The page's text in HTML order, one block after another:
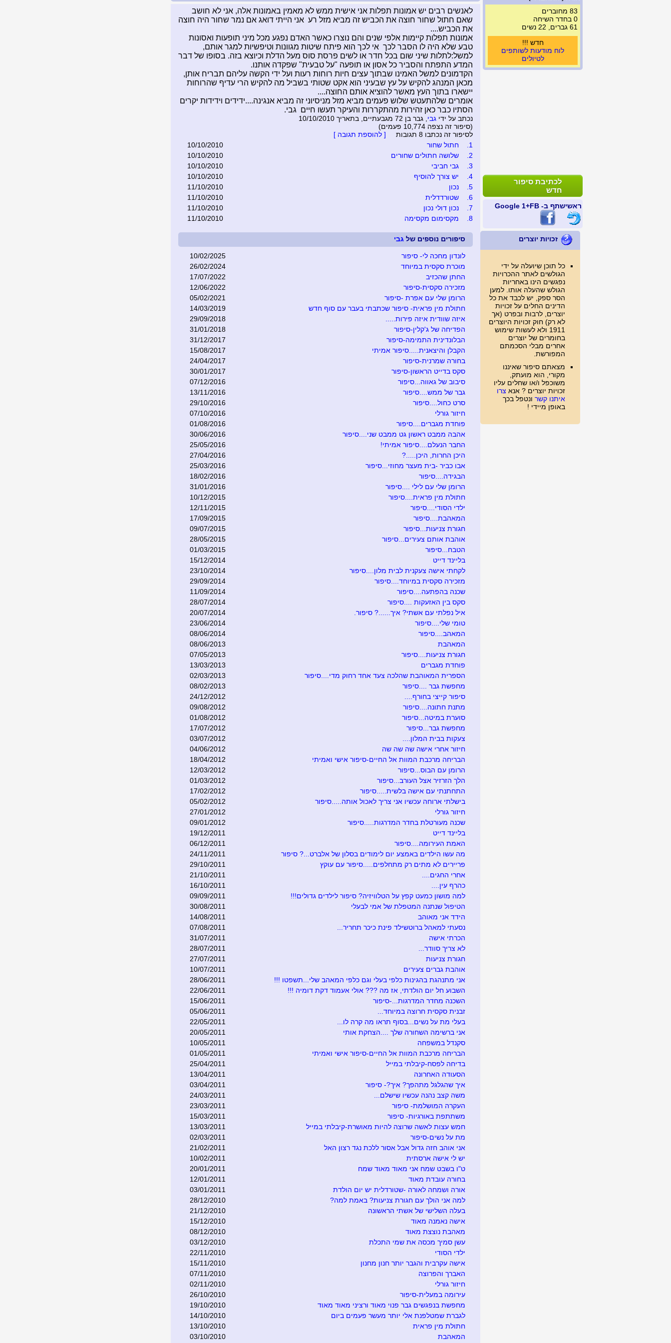
83 מחוברים
0 בחדר השיחה
61 גברים, 22 נשים
חדש !!!
לוח מודעות לשותפים
לטיולים
לכתיבת סיפור
חדש
ראשישתף ב- FB +1 Google
זכויות יוצרים
כל תוכן שיועלה על ידי
הגולשים לאתר ההכרויות
נפגשים הינו באחריות
הגולש שהעלה אותו. למען
הסר ספק, יש לכבד את כל
הדינים החלים על זכויות
יוצרים, לרבות ובפרט (אך
לא רק) חוק זכויות היוצרים
1911 ולא לעשות שימוש
בחומרים של יוצרים
אחרים מבלי הסכמתם
המפורשת.
מצאתם סיפור שאיננו
מקורי, הוא מועתק,
משוכפל ו/או שחלים עליו
זכויות יוצרים ? אנא צרו
איתנו קשר ונטפל בכך
באופן מיידי !
לאנשים רבים יש אמונות תפלות אני אישית ממש לא מאמין באמונות אלה, אני לא חושב
שאם חתול שחור חוצה את הכביש זה מביא מזל רע אני הייתי דואג אם נמר שחור היה חוצה
את הכביש....
אמונות תפלות קיימות אלפי שנים והם נוצרו כאשר האדם נפגע מכל מיני תופעות ואסונות
טבע שלא היה לו הסבר לכך אי לכך הוא פיתח שיטות מגוונות וטיפשיות למגר אותם,
למשל:לתלות שיני שום בכל חדר או לשים פרסת סוס מעל הדלת וכיוצא בזה. בסופו של דבר
המדע התפתח והסביר כל אסון או תופעה "על טבעית" שפקדה אותנו.
הקדמונים למשל האמינו שבתוך עצים חיות רוחות רעות ועל ידי הקשה עליהם תבריח אותן,
מכאן המנהג להקיש על עץ שבעיני הוא אקט שטותי בשביל מה להקיש הרי עדיף שהרוחות
יישארו בתוך העץ מאשר להוציא אותם החוצה....
אומרים שלהתעטש שלוש פעמים מביא מזל מניסיוני זה מביא אנגינה....ידידים וידידות יקרים
הסתיו כבר כאן זהירות מהתקררות והעיקר תעשו חיים גבי.
נכתב על ידי גבי , גבר בן 72 מגבעתיים, בתאריך 10/10/2010
(סיפור זה נצפה 10,774 פעמים)
לסיפור זה נכתבו 8 תגובות
[ להוספת תגובה ]
1.
חתול שחור
10/10/2010
2.
שלושה חתולים שחורים
10/10/2010
3.
גבי חביבי
10/10/2010
4.
יש צורך להוסיף
10/10/2010
5.
נכון
11/10/2010
6.
שטורדדלית
11/10/2010
7.
נכון דולי נכון
11/10/2010
8.
מקסימום מקסימה 11/10/2010
סיפורים נוספים של גבי
לונדון מחכה לי- סיפור
10/02/2025
מוכרת סקסית במיוחד
26/02/2024
החתן שהכזיב
17/07/2022
מזכירה סקסית-סיפור
12/06/2022
הרומן שלי עם אפרת -סיפור
05/02/2021
חתולת מין פראית- סיפור שכתבתי בעבר עם סוף חדש
14/03/2019
איזה שוודית איזה פירות.....
29/09/2018
הפדיחה של ג'קלין-סיפור
31/01/2018
הבלונדינית התמימה-סיפור
31/12/2017
הקבלן והיצאנית.....סיפור אמיתי
15/08/2017
בחורה שמרנית-סיפור
24/04/2017
סקס בדייט הראשון-סיפור
30/01/2017
סיבוב של גאווה...סיפור
07/12/2016
גבר של ממש....סיפור
13/11/2016
סרט כחול....סיפור
29/10/2016
חיזור גורלי
07/10/2016
פוחדת מגברים....סיפור
01/08/2016
אהבה ממבט ראשון גט ממבט שני....סיפור
30/06/2016
החבר הנעלם....סיפור אמיתי!
25/05/2016
היכן החרות, היכן.....?
27/04/2016
אבו כביר -בית מעצר מחוזי...סיפור
25/03/2016
הבגידה....סיפור
18/02/2016
הרומן שלי עם לילי ....סיפור
31/01/2016
חתולת מין פראית....סיפור
10/12/2015
ילדי הסודי....סיפור
12/11/2015
המאהבת....סיפור
17/09/2015
חגורת צניעות...סיפור
09/07/2015
אוהבת אותם צעירים...סיפור
28/05/2015
הטבח...סיפור
01/03/2015
בליינד דייט
15/12/2014
לקחתי אישה צעקנית לבית מלון....סיפור
23/10/2014
מזכירה סקסית במיוחד....סיפור
29/09/2014
שכנה בהפתעה....סיפור
11/09/2014
סקס בין האזעקות ....סיפור
28/07/2014
איל נפלתי עם אשתי? איך......? סיפור.
20/07/2014
טומי שלי....סיפור
23/06/2014
המאהב....סיפור
08/06/2014
המאהבת
08/06/2013
חגורת צניעות....סיפור
07/05/2013
פוחדת מגברים
13/03/2013
הספרית המאוהבת שהלכה צעד אחד רחוק מדי....סיפור
02/03/2013
מחפשת גבר ....סיפור
08/02/2013
סיפור קייצי בחורף....
24/12/2012
מתנת חתונה....סיפור
09/08/2012
סוערת במיטה...סיפור
01/08/2012
מחפשת גבר...סיפור
17/07/2012
צעקות בבית המלון....
03/07/2012
חיזור אחרי אישה שה שה שה
04/06/2012
הבריחה מרכבת המוות אל החיים-סיפור אישי ואמיתי
18/04/2012
הרומן עם הבוס...סיפור
12/03/2012
הלך הזרזיר אצל העורב...סיפור
01/03/2012
התחתנתי עם אישה בלשית.....סיפור
17/02/2012
בישלתי ארוחה עכשיו אני צריך לאכול אותה.....סיפור
05/02/2012
חיזור גורלי
27/01/2012
שכנה מעורטלת בחדר המדרגות.....סיפור
09/01/2012
בליינד דייט
19/12/2011
האמת העירומה....סיפור
06/12/2011
מה עשו הילדים באמצע יום לימודים בסלון של אלברט...? סיפור
24/11/2011
פריירים לא מתים רק מתחלפים.....סיפור עם עוקץ
29/10/2011
אחרי החגים....
21/10/2011
כהרף עין....
16/10/2011
למה מושון כמעט קפץ על הטלוויזיה? סיפור לילדים גדולים!!!
09/09/2011
הטיפול שנתנה המטפלת של אמי לבעלי
30/08/2011
הידד אני מאוהב
14/08/2011
נסעתי למאהל ברוטשילד פינת כיכר תחריר...
07/08/2011
הכרתי אישה
31/07/2011
לא צריך סוודר...
28/07/2011
חגורת צניעות
27/07/2011
אוהבת גברים צעירים
10/07/2011
אני מתנהגת בהגינות כלפי בעלי וגם כלפי המאהב שלי...תשפטו !!!
28/06/2011
השבוע חל יום הולדתי, אז מה ??? אולי אעמוד דקת דומיה !!!
22/06/2011
השכנה מחדר המדרגות...-סיפור
15/06/2011
זבנית סקסית חרוצה במיוחד...
05/06/2011
בעלי מת על נשים...בסוף תראו מה קרה לו...
22/05/2011
אני ברשימה השחורה שלך ....הצחקת אותי
20/05/2011
סקנדל במשפחה
10/05/2011
הבריחה מרכבת המוות אל החיים-סיפור אישי ואמיתי
01/05/2011
בדיחה לפסח-קיבלתי במייל
25/04/2011
הסעודה האחרונה
13/04/2011
איך שהגלגל מתהפך? איך?- סיפור
03/04/2011
משה קצב נהנה עכשיו שישלם...
24/03/2011
העקרה המושלמת- סיפור
23/03/2011
משתתפת באורגיות- סיפור
15/03/2011
חמש עצות לאשה שרוצה להיות מאושרת-קיבלתי במייל
13/03/2011
מת על נשים-סיפור
02/03/2011
אני אוהב חזה גדול אבל אסור ללכת נגד רצון האל
21/02/2011
יש לי אישה ארסתית
10/02/2011
ט"ו בשבט שמח אני מאוד מאוד שמח
20/01/2011
בחורה עובדת מאוד
12/01/2011
אורה ושמחה לאורה -שטורדלית יש יום הולדת
03/01/2011
למה אני הולך עם חגורת צניעות? באמת למה?
28/12/2010
בעלה השלישי של אשתי הראשונה
21/12/2010
אישה נאמנה מאוד
15/12/2010
מאהבת נוצצת מאוד
08/12/2010
עשן סמיך מכסה את שמי התכלת
03/12/2010
ילדי הסודי
22/11/2010
אישה עקרבית והגבר יותר חנון מחנון
15/11/2010
האברך והפרוצה
07/11/2010
חיזור גורלי
02/11/2010
עירומה במעלית-סיפור
26/10/2010
מחפשת בנפגשים גבר פנוי מאוד ורציני מאוד מאוד
19/10/2010
לגברת שמטלפנת אלי יותר מעשר פעמים ביום
14/10/2010
חתולת מין פראית
13/10/2010
המאהבת
03/10/2010